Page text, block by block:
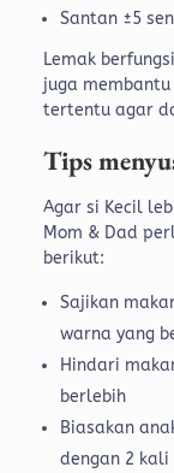
Santan ±5
Lemak
juga
tertentu agar
Tips
Agar si Kecil
Mom & Dad
berikut:
Sajikan
warna yang
Hindari
berlebih
Biasakan
dengan 2 kali